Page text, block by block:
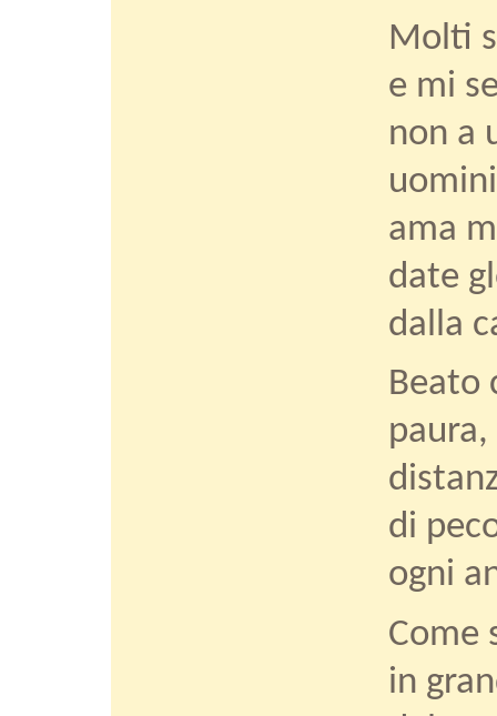
Molti
e mi
non a
ama
date
dalla
Beato
di
ogni
Come
in